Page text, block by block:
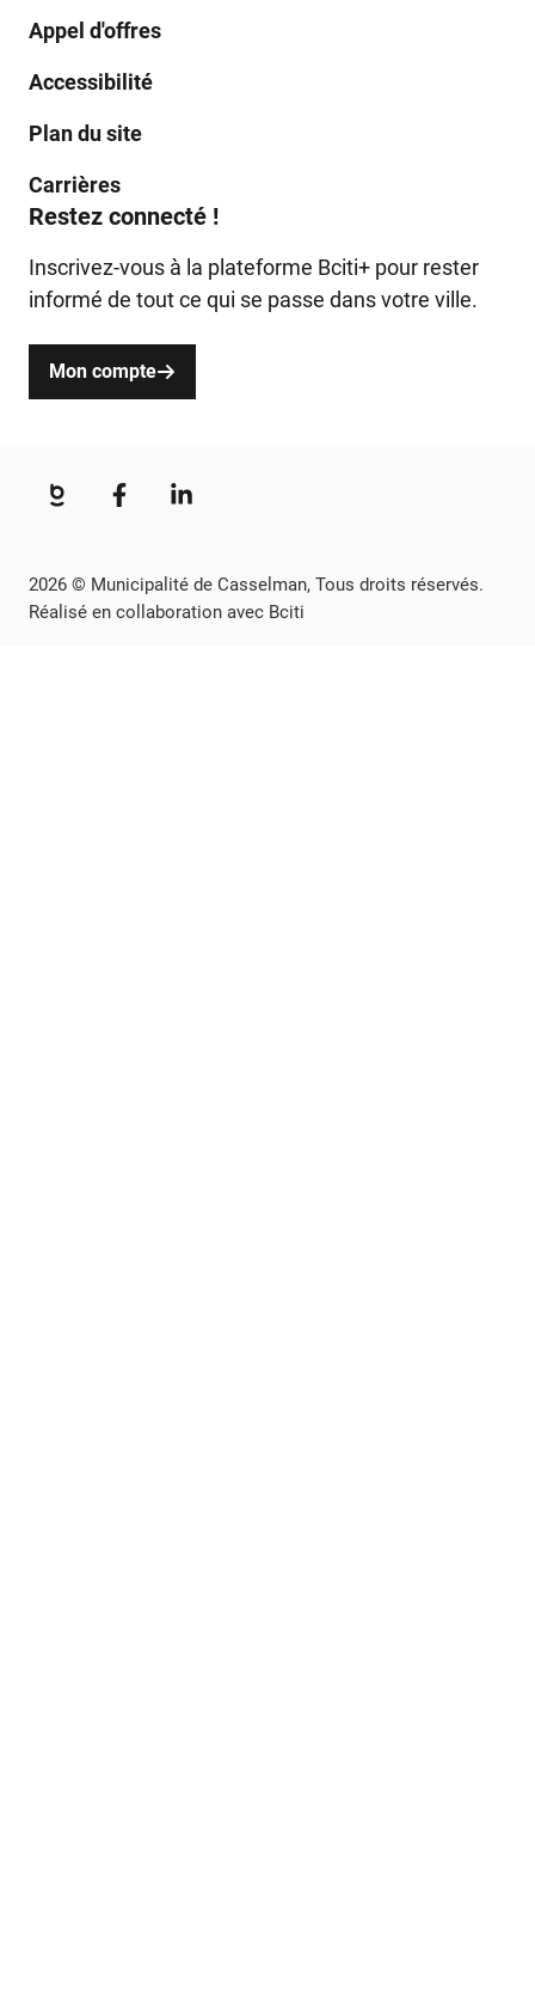
Appel d'offres
Accessibilité
Plan du site
Carrières
Restez connecté !
Inscrivez-vous à la plateforme Bciti+ pour rester
informé de tout ce qui se passe dans votre ville.
Mon compte
2026 © Municipalité de Casselman, Tous droits réservés.
Réalisé en collaboration avec Bciti